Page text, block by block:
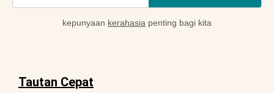
kepunyaan kerahasia penting bagi kita
Tautan Cepat